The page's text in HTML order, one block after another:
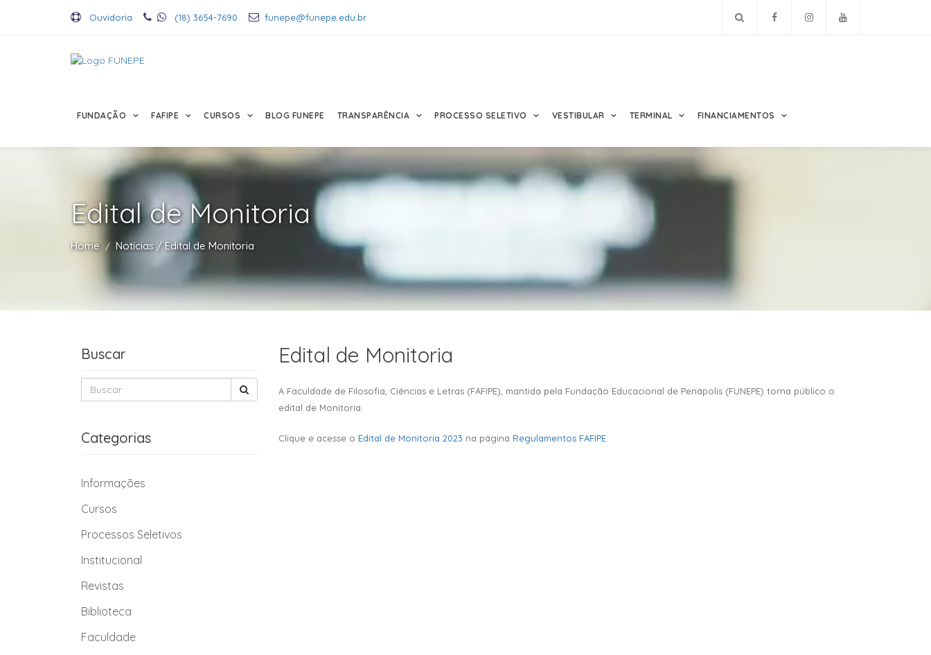
Ouvidoria (18) 3654-7690 funepe@funepe.edu.br
FUNDAÇÃO FAFIPE CURSOS BLOG FUNEPE TRANSPARÊNCIA PROCESSO SELETIVO VESTIBULAR TERMINAL FINANCIAMENTOS
Edital de Monitoria
Home Notícias / Edital de Monitoria
Buscar
Categorias
Informações
Cursos
Processos Seletivos
Institucional
Revistas
Biblioteca
Faculdade
Edital de Monitoria
A Faculdade de Filosofia, Ciências e Letras (FAFIPE), mantida pela Fundação Educacional de Penápolis (FUNEPE) torna público o
edital de Monitoria.
Clique e acesse o Edital de Monitoria 2023 na página Regulamentos FAFIPE.